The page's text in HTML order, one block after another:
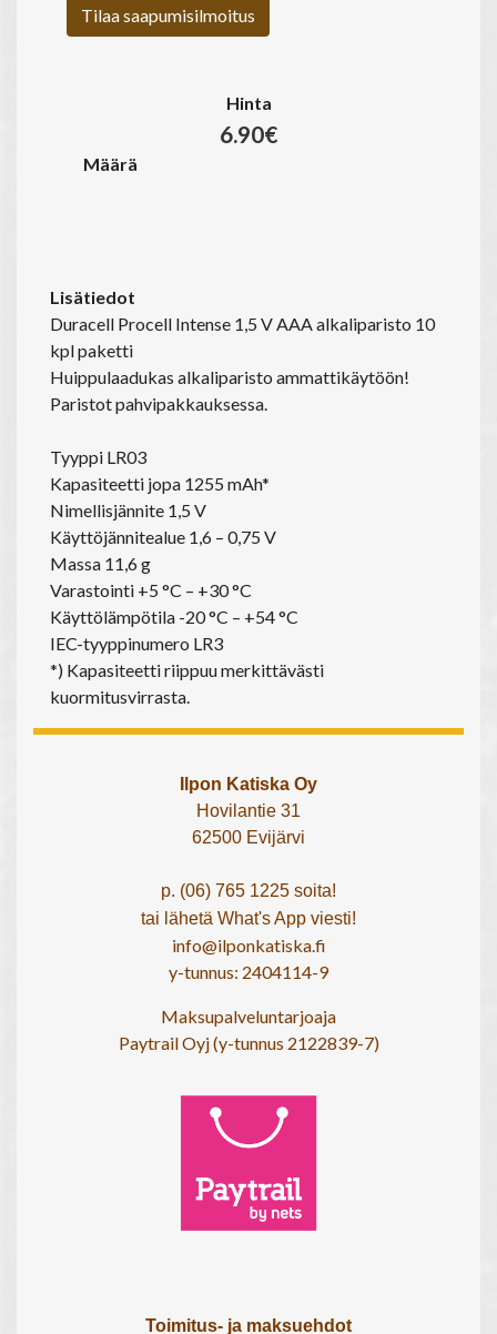
Tilaa saapumisilmoitus
Hinta
6.90€
Määrä
Lisätiedot
Duracell Procell Intense 1,5 V AAA alkaliparisto 10
kpl paketti
Huippulaadukas alkaliparisto ammattikäytöön!
Paristot pahvipakkauksessa.
Tyyppi LR03
Kapasiteetti jopa 1255 mAh*
Nimellisjännite 1,5 V
Käyttöjännitealue 1,6 – 0,75 V
Massa 11,6 g
Varastointi +5 °C – +30 °C
Käyttölämpötila -20 °C – +54 °C
IEC-tyyppinumero LR3
*) Kapasiteetti riippuu merkittävästi
kuormitusvirrasta.
Ilpon Katiska Oy
Hovilantie 31
62500 Evijärvi
p. (06) 765 1225 soita!
tai lähetä What's App viesti!
info@ilponkatiska.fi
y-tunnus: 2404114-9
Maksupalveluntarjoaja
Paytrail Oyj (y-tunnus 2122839-7)
Toimitus- ja maksuehdot